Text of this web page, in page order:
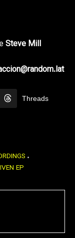
Steve Mill
Threads
EP